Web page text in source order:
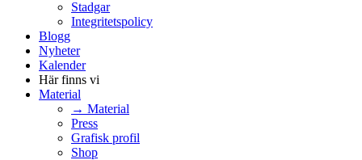
Stadgar
Integritetspolicy
Blogg
Nyheter
Kalender
Här finns vi
Material
→ Material
Press
Grafisk profil
Shop